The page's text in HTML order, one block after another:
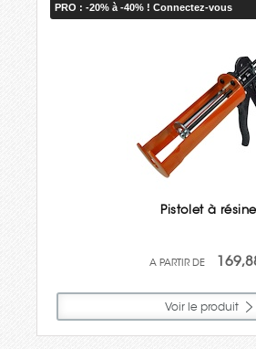
PRO : -20% à -40% ! Connectez-vous
Pistolet à résine
Voir le produit